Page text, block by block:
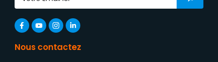
Nous contactez